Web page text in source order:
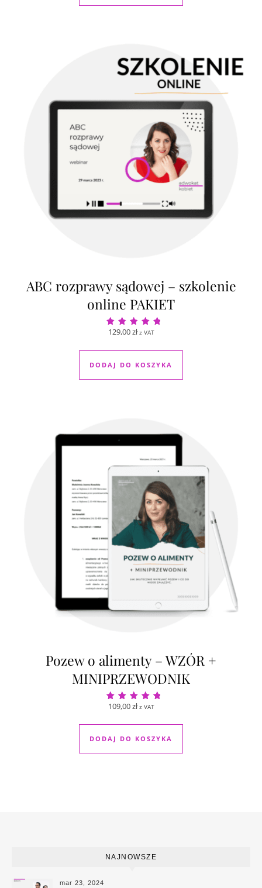
ABC rozprawy sądowej – szkolenie
online PAKIET
Oceniono
na 5
129,00zł z VAT
DODAJ DO KOSZYKA
Pozew o alimenty – WZÓR +
MINIPRZEWODNIK
Oceniono
na 5
109,00zł z VAT
DODAJ DO KOSZYKA
NAJNOWSZE
mar 23, 2024